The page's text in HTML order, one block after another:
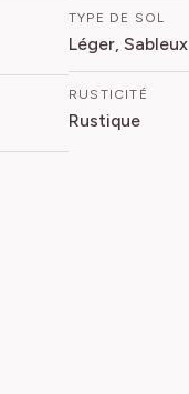
TYPE DE SOL
Léger, Sableux
RUSTICITÉ
Rustique